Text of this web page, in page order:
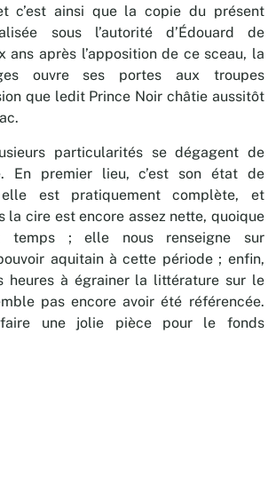
c’est ainsi que la copie du présent
sous l’autorité d’Édouard de
ans après l’apposition de ce sceau, la
ouvre ses portes aux troupes
que ledit Prince Noir châtie aussitôt
particularités se dégagent de
En premier lieu, c’est son état de
est pratiquement complète, et
la cire est encore assez nette, quoique
temps ; elle nous renseigne sur
aquitain à cette période ; enfin,
heures à égrainer la littérature sur le
pas encore avoir été référencée.
une jolie pièce pour le fonds